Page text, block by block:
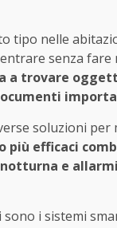
tipo nelle
senza
a trovare
soluzioni
efficaci
e
i sistemi